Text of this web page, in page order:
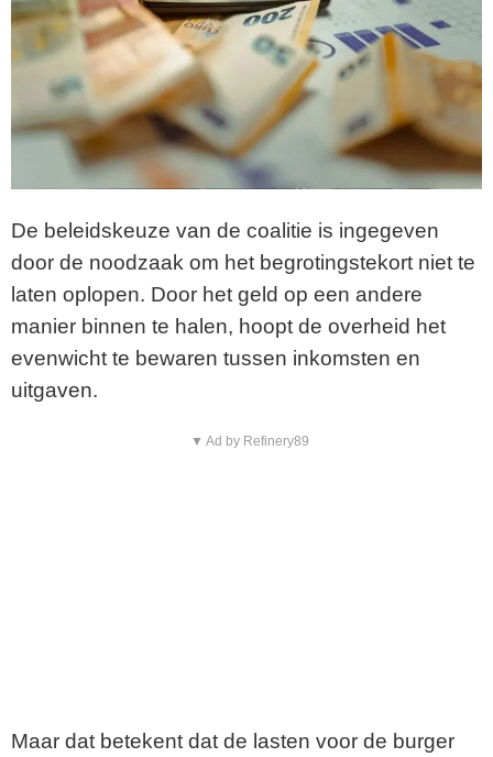
De beleidskeuze van de coalitie is ingegeven
door de noodzaak om het begrotingstekort niet te
laten oplopen. Door het geld op een andere
manier binnen te halen, hoopt de overheid het
evenwicht te bewaren tussen inkomsten en
uitgaven.
▼ Ad by Refinery89
Maar dat betekent dat de lasten voor de burger